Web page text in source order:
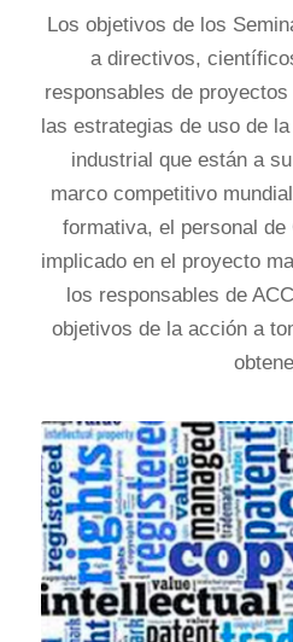
Los objetivos de los
a directivos,
responsables de
las estrategias de uso de
industrial que están a
marco competitivo
formativa, el personal
implicado en el proyecto
los responsables de
objetivos de la acción a